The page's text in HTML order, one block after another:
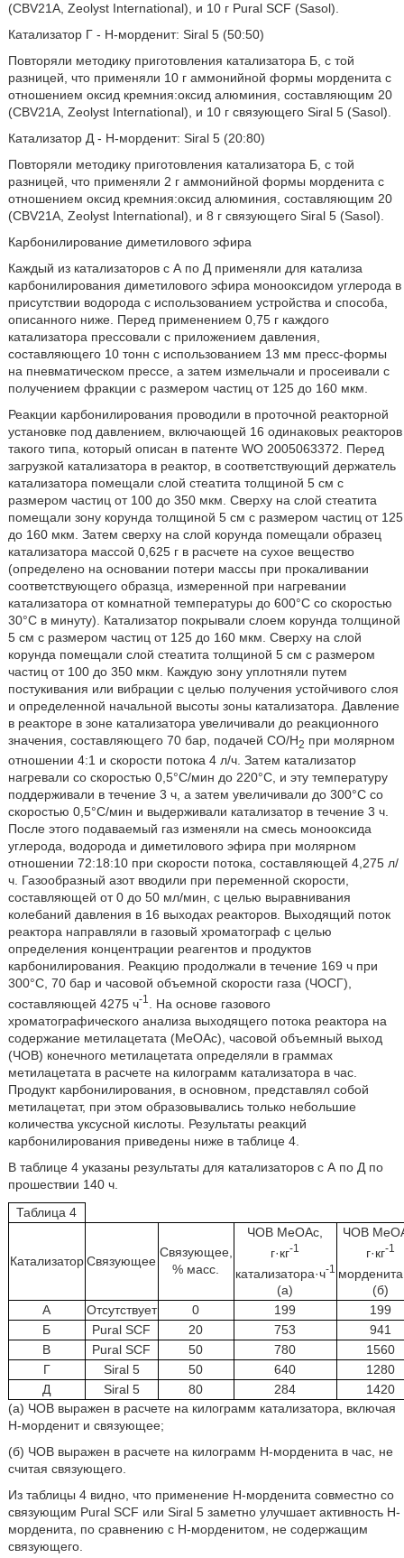
(CBV21A, Zeolyst International), и 10 г Pural SCF (Sasol).
Катализатор Г - Н-морденит: Siral 5 (50:50)
Повторяли методику приготовления катализатора Б, с той
разницей, что применяли 10 г аммонийной формы морденита с
отношением оксид кремния:оксид алюминия, составляющим 20
(CBV21A, Zeolyst International), и 10 г связующего Siral 5 (Sasol).
Катализатор Д - Н-морденит: Siral 5 (20:80)
Повторяли методику приготовления катализатора Б, с той
разницей, что применяли 2 г аммонийной формы морденита с
отношением оксид кремния:оксид алюминия, составляющим 20
(CBV21A, Zeolyst International), и 8 г связующего Siral 5 (Sasol).
Карбонилирование диметилового эфира
Каждый из катализаторов с А по Д применяли для катализа
карбонилирования диметилового эфира монооксидом углерода в
присутствии водорода с использованием устройства и способа,
описанного ниже. Перед применением 0,75 г каждого
катализатора прессовали с приложением давления,
составляющего 10 тонн с использованием 13 мм пресс-формы
на пневматическом прессе, а затем измельчали и просеивали с
получением фракции с размером частиц от 125 до 160 мкм.
Реакции карбонилирования проводили в проточной реакторной
установке под давлением, включающей 16 одинаковых реакторов
такого типа, который описан в патенте WO 2005063372. Перед
загрузкой катализатора в реактор, в соответствующий держатель
катализатора помещали слой стеатита толщиной 5 см с
размером частиц от 100 до 350 мкм. Сверху на слой стеатита
помещали зону корунда толщиной 5 см с размером частиц от 125
до 160 мкм. Затем сверху на слой корунда помещали образец
катализатора массой 0,625 г в расчете на сухое вещество
(определено на основании потери массы при прокаливании
соответствующего образца, измеренной при нагревании
катализатора от комнатной температуры до 600°С со скоростью
30°С в минуту). Катализатор покрывали слоем корунда толщиной
5 см с размером частиц от 125 до 160 мкм. Сверху на слой
корунда помещали слой стеатита толщиной 5 см с размером
частиц от 100 до 350 мкм. Каждую зону уплотняли путем
постукивания или вибрации с целью получения устойчивого слоя
и определенной начальной высоты зоны катализатора. Давление
в реакторе в зоне катализатора увеличивали до реакционного
значения, составляющего 70 бар, подачей СО/Н2 при молярном
отношении 4:1 и скорости потока 4 л/ч. Затем катализатор
нагревали со скоростью 0,5°С/мин до 220°С, и эту температуру
поддерживали в течение 3 ч, а затем увеличивали до 300°С со
скоростью 0,5°С/мин и выдерживали катализатор в течение 3 ч.
После этого подаваемый газ изменяли на смесь монооксида
углерода, водорода и диметилового эфира при молярном
отношении 72:18:10 при скорости потока, составляющей 4,275 л/
ч. Газообразный азот вводили при переменной скорости,
составляющей от 0 до 50 мл/мин, с целью выравнивания
колебаний давления в 16 выходах реакторов. Выходящий поток
реактора направляли в газовый хроматограф с целью
определения концентрации реагентов и продуктов
карбонилирования. Реакцию продолжали в течение 169 ч при
300°С, 70 бар и часовой объемной скорости газа (ЧОСГ),
составляющей 4275 ч-1
. На основе газового
хроматографического анализа выходящего потока реактора на
содержание метилацетата (МеОАс), часовой объемный выход
(ЧОВ) конечного метилацетата определяли в граммах
метилацетата в расчете на килограмм катализатора в час.
Продукт карбонилирования, в основном, представлял собой
метилацетат, при этом образовывались только небольшие
количества уксусной кислоты. Результаты реакций
карбонилирования приведены ниже в таблице 4.
В таблице 4 указаны результаты для катализаторов с А по Д по
прошествии 140 ч.
Таблица 4
Катализатор Связующее
Связующее,
% масс.
ЧОВ МеОАс,
г·кг-1
катализатора·ч-1
(а)
ЧОВ
г·кг-1
(б)
А
Отсутствует 0 199
199
Б
Pural SCF 20 753
941
В
Pural SCF 50 780
1560
Г
Siral 5 50 640
1280
Д
Siral 5 80 284
1420
(а) ЧОВ выражен в расчете на килограмм катализатора, включая
Н-морденит и связующее;
(б) ЧОВ выражен в расчете на килограмм Н-морденита в час, не
считая связующего.
Из таблицы 4 видно, что применение Н-морденита совместно со
связующим Pural SCF или Siral 5 заметно улучшает активность Н-
морденита, по сравнению с Н-морденитом, не содержащим
связующего.